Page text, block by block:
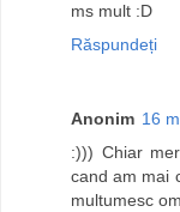
ms mult :D
Răspundeți
Anonim 16
:))) Chiar
cand am mai
multumesc